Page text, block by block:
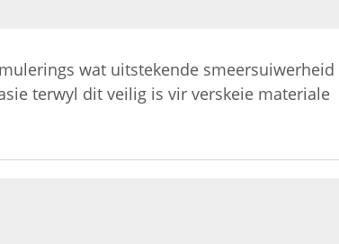
wat uitstekende smeersuiwerheid
terwyl dit veilig is vir verskeie materiale